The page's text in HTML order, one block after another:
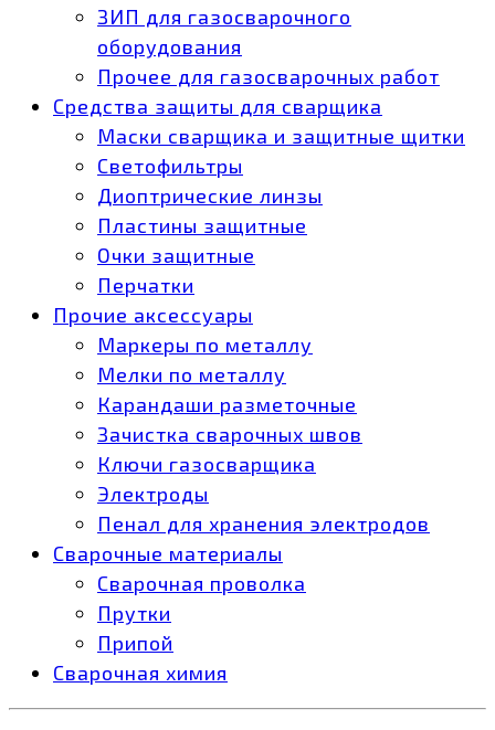
ЗИП для газосварочного
оборудования
Прочее для газосварочных работ
Средства защиты для сварщика
Маски сварщика и защитные щитки
Светофильтры
Диоптрические линзы
Пластины защитные
Очки защитные
Перчатки
Прочие аксессуары
Маркеры по металлу
Мелки по металлу
Карандаши разметочные
Зачистка сварочных швов
Ключи газосварщика
Электроды
Пенал для хранения электродов
Сварочные материалы
Сварочная проволка
Прутки
Припой
Сварочная химия